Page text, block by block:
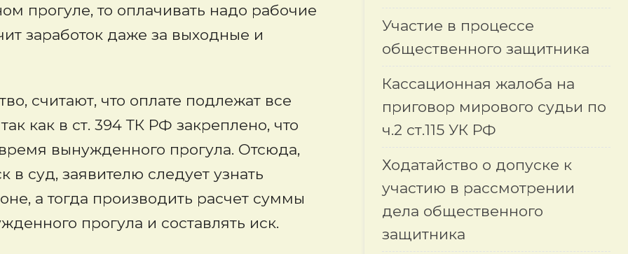
прогуле, то оплачивать надо рабочие
заработок даже за выходные и
считают, что оплате подлежат все
как в ст. 394 ТК РФ закреплено, что
вынужденного прогула. Отсюда,
суд, заявителю следует узнать
а тогда производить расчет суммы
прогула и составлять иск.
Участие в процессе
общественного защитника
Кассационная жалоба на
приговор мирового судьи по
ч.2 ст.115 УК РФ
Ходатайство о допуске к
участию в рассмотрении
дела общественного
защитника